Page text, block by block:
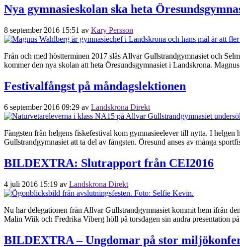
Nya gymnasieskolan ska heta
8 september 2016 15:51 av Kary Persson
Från och med höstterminen 2017 slås Allvar Gullstrandgymnasiet och
kommer den nya skolan att heta Öresundsgymnasiet i Landskrona.
Festivalfångst på måndagslektionen
6 september 2016 09:29 av Landskrona Direkt
Fångsten från helgens fiskefestival kom gymnasieelever till nytta. I
Gullstrandgymnasiet att ta del av fångsten. Öresund anses av många
BILDEXTRA: Slutrapport från CEI2016
4 juli 2016 15:19 av Landskrona Direkt
Nu har delegationen från Allvar Gullstrandgymnasiet kommit hem ifrån
Malin Wiik och Fredrika Viberg höll på torsdagen sin andra presentation
BILDEXTRA – Ungdomar på stor